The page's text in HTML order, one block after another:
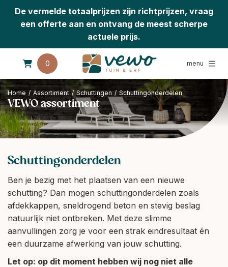
De vermelde totaalprijzen zijn richtprijzen, vraag
een offerte aan en ontvang de meest scherpe
actuele prijs.
0 menu
Home / Assortiment / Schuttingen / Schuttingonderdelen
VEWO assortiment
Schuttingonderdelen
Ben je bezig met het plaatsen van een nieuwe
schutting? Dan mogen schuttingonderdelen zoals
afdekkappen, sneldrogend beton en stevig beslag
natuurlijk niet ontbreken. Met deze slimme
aanvullingen zorg je voor een strak eindresultaat én
een duurzame afwerking van jouw schutting.
Let op: op dit moment hebben wij nog niet alle